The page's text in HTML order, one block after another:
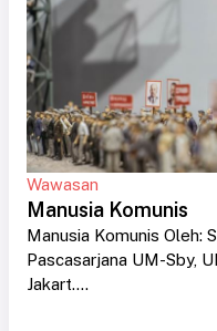
Wawasan
Manusia Komunis
Manusia Komunis Oleh:
Pascasarjana UM-Sby,
Jakart....